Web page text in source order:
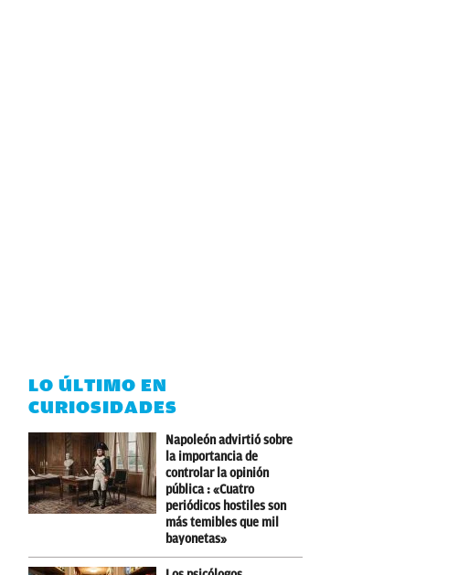
LO ÚLTIMO EN
CURIOSIDADES
Napoleón advirtió sobre
la importancia de
controlar la opinión
pública : «Cuatro
periódicos hostiles son
más temibles que mil
bayonetas»